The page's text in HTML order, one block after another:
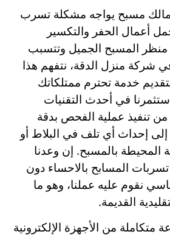
مسبح يواجه مشكلة تسرب
أعمال الحفر والتكسير
منظر المسبح الجميل وتتسبب
منزل الدقة، نتفهم هذا
خدمة تحترم ممتلكاتك
في أحدث التقنيات
من تنفيذ عملية الفحص بدقة
إحداث أي تلف في البلاط أو
المحيطة بالمسبح. إن وعدنا
المسابح بالاحساء دون
نقوم عليه عملنا، وهو ما
القديمة.
من الأجهزة الإلكترونية